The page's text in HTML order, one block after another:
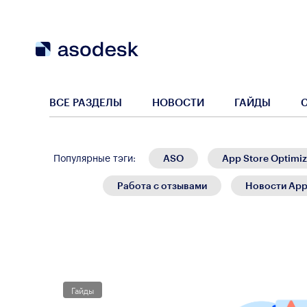
ВСЕ РАЗДЕЛЫ НОВОСТИ ГАЙДЫ
Популярные тэги: ASO App Store
Работа с отзывами Новости
Гайды